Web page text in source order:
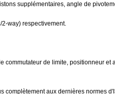
supplémentaires, angle de
way) respectivement.
commutateur de limite, positionneur et
complètement aux dernières normes